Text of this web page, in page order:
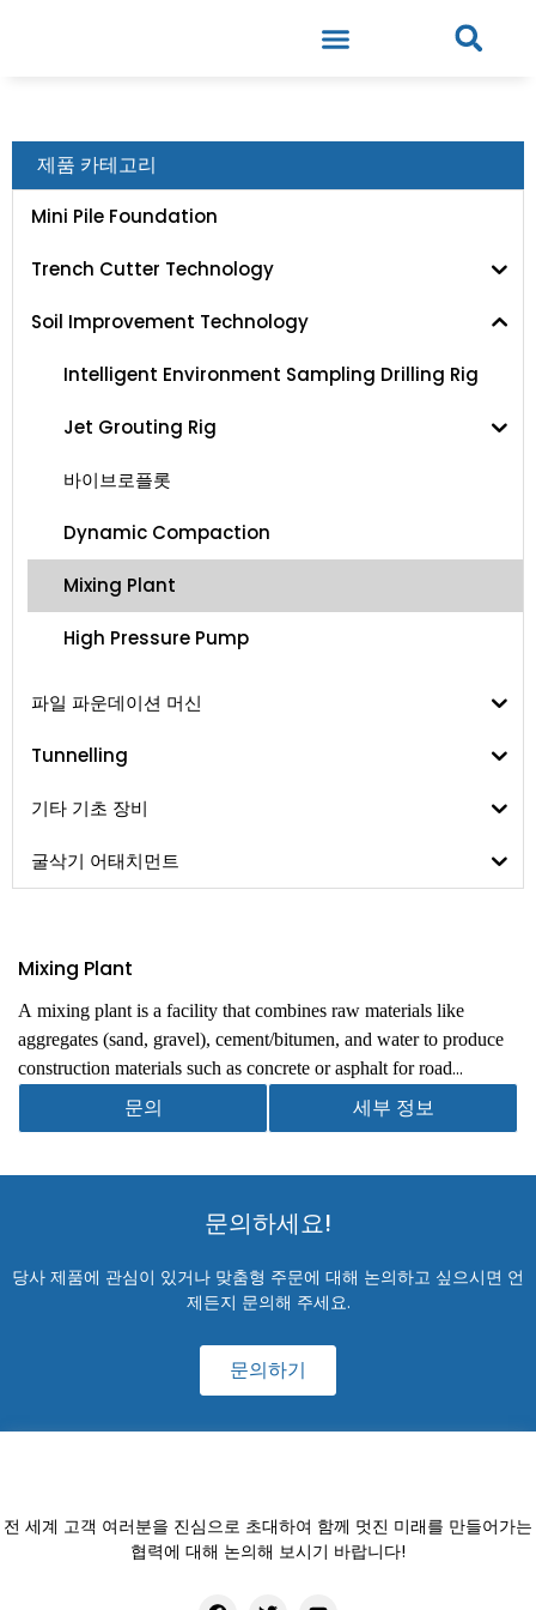
제품 카테고리
Mini Pile Foundation
Trench Cutter Technology
Soil Improvement Technology
Intelligent Environment Sampling Drilling Rig
Jet Grouting Rig
바이브로플롯
Dynamic Compaction
Mixing Plant
High Pressure Pump
파일 파운데이션 머신
Tunnelling
기타 기초 장비
굴삭기 어태치먼트
Mixing Plant
A mixing plant is a facility that combines raw materials like
aggregates (sand, gravel), cement/bitumen, and water to produce
construction materials such as concrete or asphalt for road
building and other projects, with types ranging from large
stationary setups for massive projects to mobile units for
문의 세부 정보
문의하세요!
당사 제품에 관심이 있거나 맞춤형 주문에 대해 논의하고 싶으시면 언
제든지 문의해 주세요.
문의하기
전 세계 고객 여러분을 진심으로 초대하여 함께 멋진 미래를 만들어가는
협력에 대해 논의해 보시기 바랍니다!